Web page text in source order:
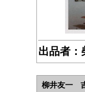
出品者：
柳井友一